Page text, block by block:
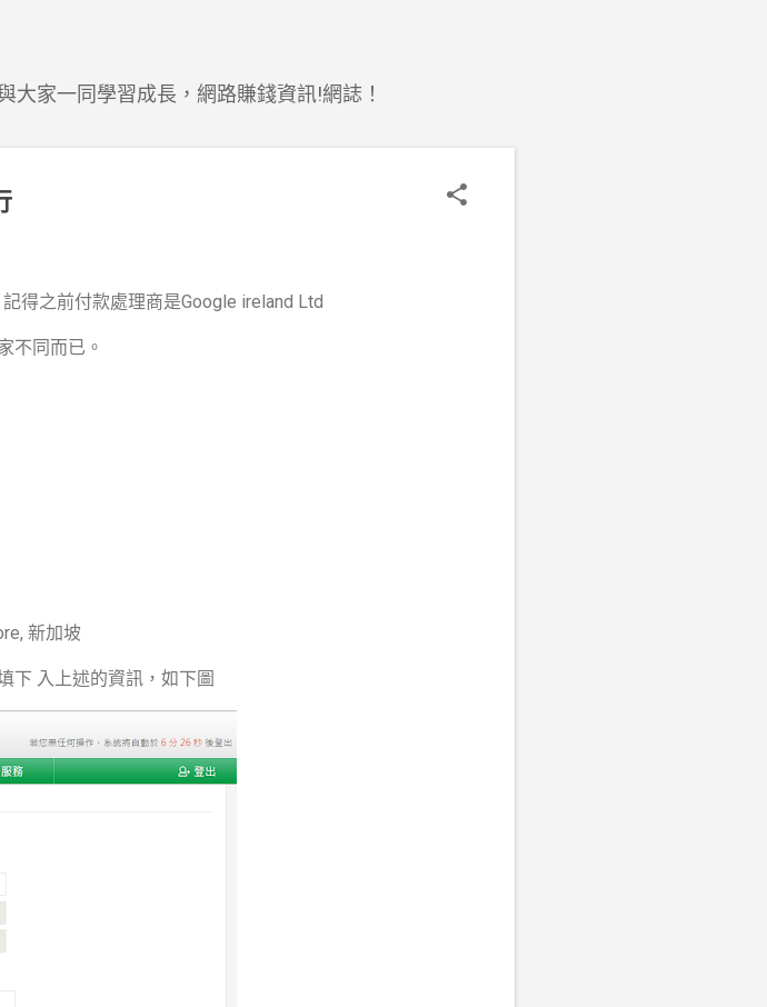
大家一同學習成長，網路賺錢資訊!網誌！
得之前付款處理商是Google ireland Ltd
不同而已。
新加坡
下 入上述的資訊，如下圖